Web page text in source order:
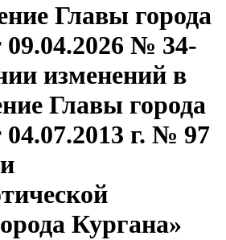
Главы города
09.04.2026 № 34-
изменений в
Главы города
г. № 97
Кургана»